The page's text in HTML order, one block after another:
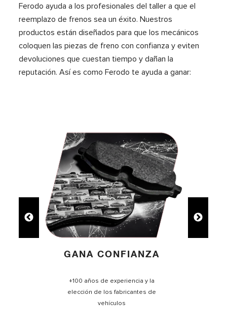
Ferodo ayuda a los profesionales del taller a que el
reemplazo de frenos sea un éxito. Nuestros
productos están diseñados para que los mecánicos
coloquen las piezas de freno con confianza y eviten
devoluciones que cuestan tiempo y dañan la
reputación. Así es como Ferodo te ayuda a ganar:
GANA TIEMPO
Una gama completa de frenos para